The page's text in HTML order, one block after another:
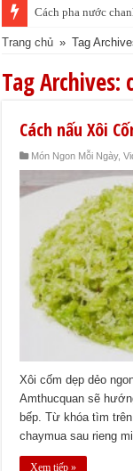
Cách pha nước
Trang chủ » Tag
Tag Archives:
Cách nấu Xôi
Món Ngon Mỗi Ngày,
Xôi cốm dẹp dẻo
Amthucquan sẽ
bếp. Từ khóa tìm
chaymua sau rieng
Xem tiếp »